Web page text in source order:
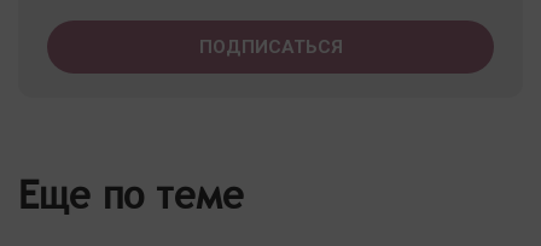
Еще по теме